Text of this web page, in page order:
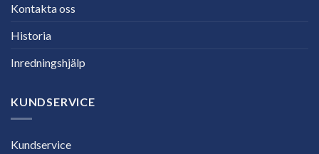
Kontakta oss
Historia
Inredningshjälp
KUNDSERVICE
Kundservice